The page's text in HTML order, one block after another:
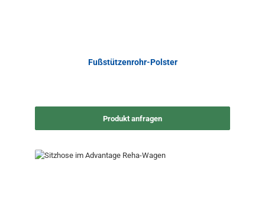
Fußstützenrohr-Polster
Produkt anfragen